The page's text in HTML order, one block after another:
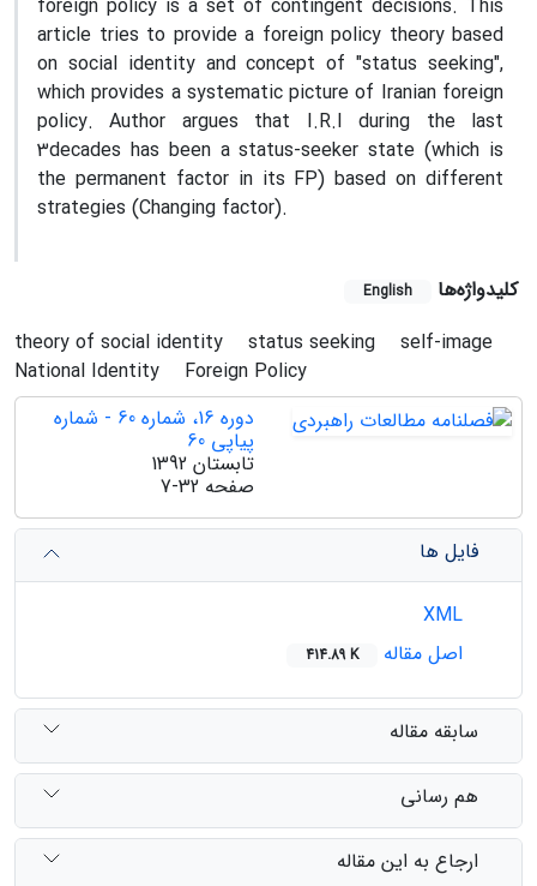
foreign policy is a set of contingent decisions. This
article tries to provide a foreign policy theory based
on social identity and concept of "status seeking",
which provides a systematic picture of Iranian foreign
policy. Author argues that I.R.I during the last
3decades has been a status-seeker state (which is
the permanent factor in its FP) based on different
strategies (Changing factor).
کلیدواژه‌ها English
theory of social identity status seeking
self-image
National Identity
Foreign Policy
دوره 16، شماره 60 - شماره
پیاپی 60
تابستان 1392
صفحه 7-32
فایل ها
اصل مقاله
414.89 K
سابقه مقاله
هم رسانی
ارجاع به این مقاله